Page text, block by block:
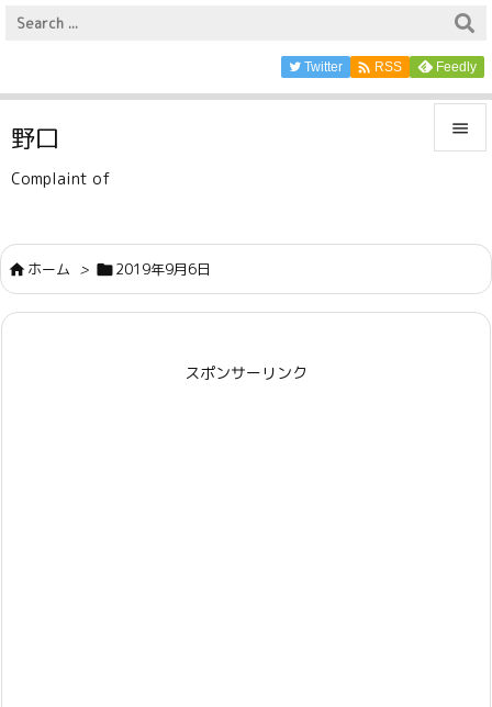

サイド

前へ
Twitter  RSS Feedly
野口
Complaint of
ホーム > 2019年9月6日
スポンサーリンク